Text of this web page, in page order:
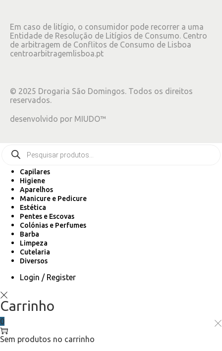
Em caso de litígio, o consumidor pode recorrer a uma
Entidade de Resolução de Litígios de Consumo. Centro
de arbitragem de Conflitos de Consumo de Lisboa
centroarbitragemlisboa.pt
© 2025 Drogaria São Domingos. Todos os direitos
reservados.
desenvolvido por MIUDO™
Capilares
Higiene
Aparelhos
Manicure e Pedicure
Estética
Pentes e Escovas
Colónias e Perfumes
Barba
Limpeza
Cutelaria
Diversos
Login / Register
Carrinho
0
Sem produtos no carrinho